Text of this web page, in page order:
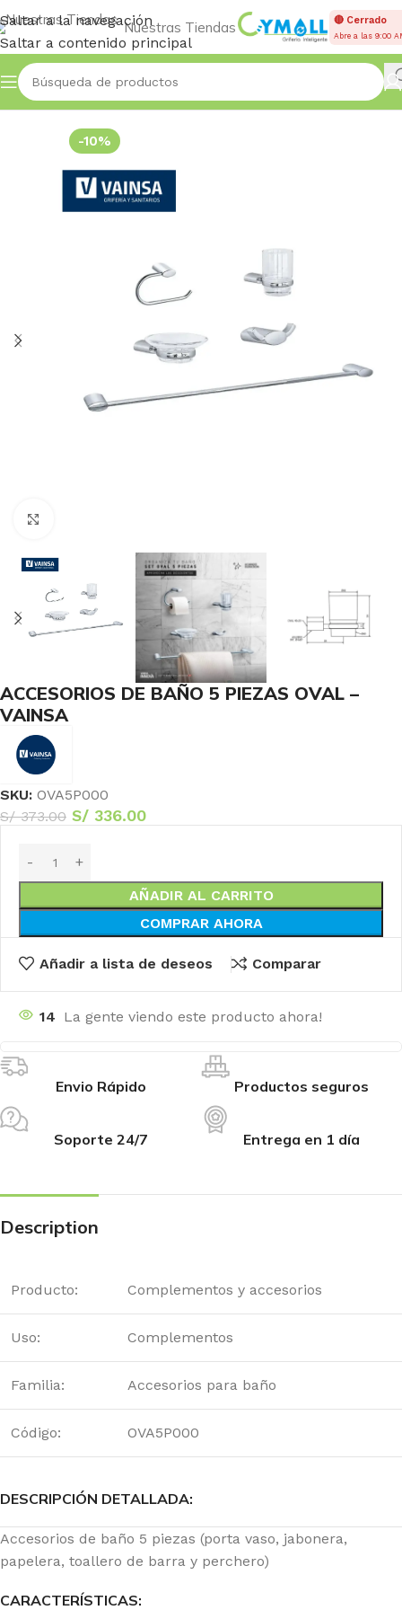
Saltar a la navegación
Saltar a contenido principal
Nuestras Tiendas 🔴 Cerrado
Abre a las 9:00
Inicio Accessories
-10%
ACCESORIOS DE BAÑO 5 PIEZAS OVAL –
VAINSA
SKU: OVA5P000
S/373.00 S/ 336.00
AÑADIR AL CARRITO
COMPRAR AHORA
Añadir a lista de deseos Comparar
14 La gente viendo este producto ahora!
Envio Rápido Productos seguros
Soporte 24/7 Entrega en 1 día
Description
Producto: Complementos y accesorios
Uso: Complementos
Familia: Accesorios para baño
Código: OVA5P000
DESCRIPCIÓN DETALLADA:
Accesorios de baño 5 piezas (porta vaso, jabonera,
papelera, toallero de barra y perchero)
CARACTERÍSTICAS: